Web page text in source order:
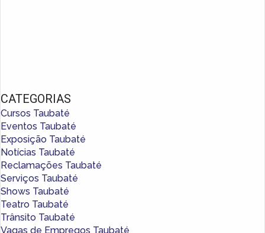
CATEGORIAS
Cursos Taubaté
Eventos Taubaté
Exposição Taubaté
Notícias Taubaté
Reclamações Taubaté
Serviços Taubaté
Shows Taubaté
Teatro Taubaté
Trânsito Taubaté
Vagas de Empregos Taubaté